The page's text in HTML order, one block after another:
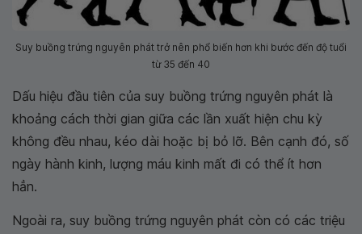
Suy buồng trứng nguyên phát trở nên phổ biến hơn khi bước đến độ tuổi
từ 35 đến 40
Dấu hiệu đầu tiên của suy buồng trứng nguyên phát là
khoảng cách thời gian giữa các lần xuất hiện chu kỳ
không đều nhau, kéo dài hoặc bị bỏ lỡ. Bên cạnh đó, số
ngày hành kinh, lượng máu kinh mất đi có thể ít hơn
hẳn.
Ngoài ra, suy buồng trứng nguyên phát còn có các triệu